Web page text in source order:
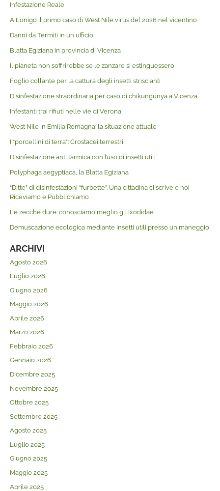
Infestazione Reale
A Lonigo il primo caso di West Nile virus del 2026 nel vicentino
Danni da Termiti in un ufficio
Blatta Egiziana in provincia di Vicenza
Il pianeta non soffrirebbe se le zanzare si estinguessero
Foglio collante per la cattura degli insetti striscianti
Disinfestazione straordinaria per caso di chikungunya a Vicenza
Infestanti trai rifiuti nelle vie di Verona
West Nile in Emilia Romagna: la situazione attuale
I “porcellini di terra”: Crostacei terrestri
Disinfestazione anti tarmica con l’uso di insetti utili
Polyphaga aegyptiaca, la Blatta Egiziana
“Ditte” di disinfestazioni “furbette”. Una cittadina ci scrive e noi
Riceviamo e Pubblichiamo
Le zecche dure: conosciamo meglio gli Ixodidae
Demuscazione ecologica mediante insetti utili presso un maneggio
ARCHIVI
Agosto 2026
Luglio 2026
Giugno 2026
Maggio 2026
Aprile 2026
Marzo 2026
Febbraio 2026
Gennaio 2026
Dicembre 2025
Novembre 2025
Ottobre 2025
Settembre 2025
Agosto 2025
Luglio 2025
Giugno 2025
Maggio 2025
Aprile 2025